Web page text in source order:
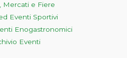
Mercati e Fiere
Eventi Sportivi
Enogastronomici
Eventi